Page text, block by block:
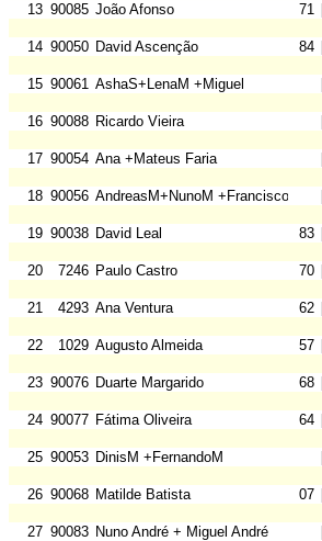
13 90085 João Afonso 71
14 90050 David Ascenção 84
15 90061 AshaS+LenaM +Miguel
16 90088 Ricardo Vieira
17 90054 Ana +Mateus Faria
18 90056 AndreasM+NunoM +Francisco
19 90038 David Leal 83
20
7246 Paulo Castro 70
21
4293 Ana Ventura 62
22
1029 Augusto Almeida 57
23 90076 Duarte Margarido 68
24 90077 Fátima Oliveira 64
25 90053 DinisM +FernandoM
26 90068 Matilde Batista 07
27 90083 Nuno André + Miguel André